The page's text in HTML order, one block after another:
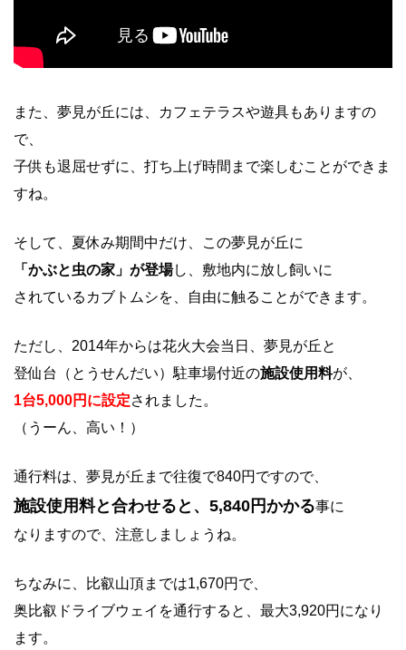
また、夢見が丘には、カフェテラスや遊具もありますの
で、
子供も退屈せずに、打ち上げ時間まで楽しむことができま
すね。
そして、夏休み期間中だけ、この夢見が丘に
「かぶと虫の家」が登場し、敷地内に放し飼いに
されているカブトムシを、自由に触ることができます。
ただし、2014年からは花火大会当日、夢見が丘と
登仙台（とうせんだい）駐車場付近の施設使用料が、
1台5,000円に設定されました。
（うーん、高い！）
通行料は、夢見が丘まで往復で840円ですので、
施設使用料と合わせると、5,840円かかる事に
なりますので、注意しましょうね。
ちなみに、比叡山頂までは1,670円で、
奥比叡ドライブウェイを通行すると、最大3,920円になり
ます。